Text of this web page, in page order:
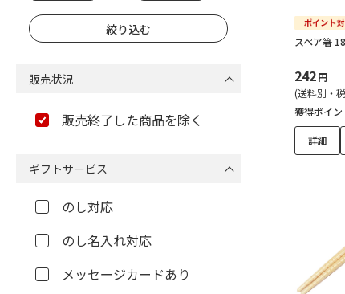
スペア箸
242円
(送料別・
獲得ポイン
詳細
販売状況
販売終了した商品を除く
ギフトサービス
のし対応
のし名入れ対応
メッセージカードあり